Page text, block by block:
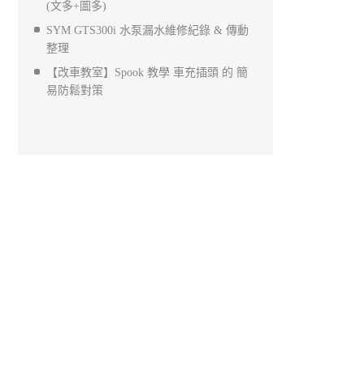
(文多+圖多)
SYM GTS300i 水泵漏水維修紀錄 & 傳動
整理
【改車教室】Spook 教學 車充插頭 的 簡
易防鬆對策